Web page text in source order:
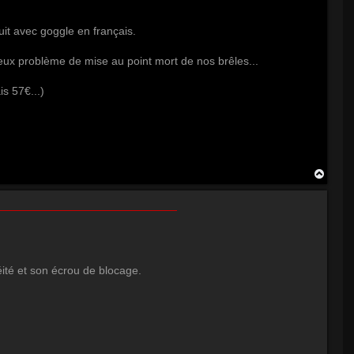
avec goggle en français.
problème de mise au point mort de nos brêles...
57€...)
et son écrou de blocage.